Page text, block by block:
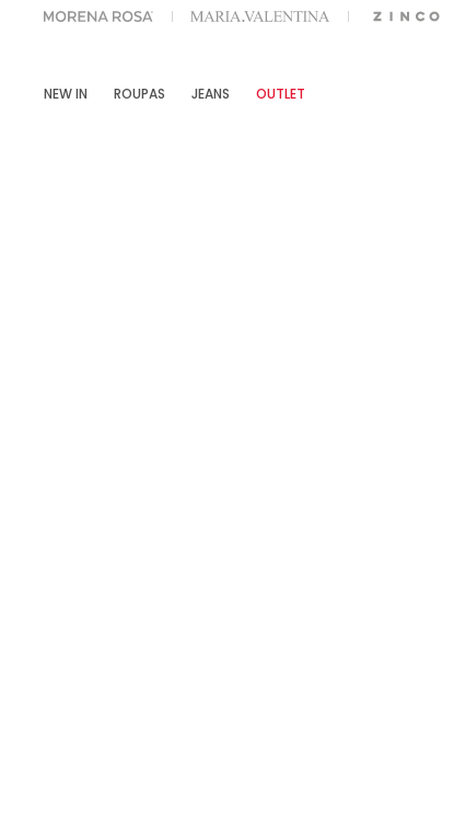
NA SUA 1° COMPRA USANDO O CUPOM: MYFIRSTIOD
NEW IN ROUPAS JEANS OUTLET